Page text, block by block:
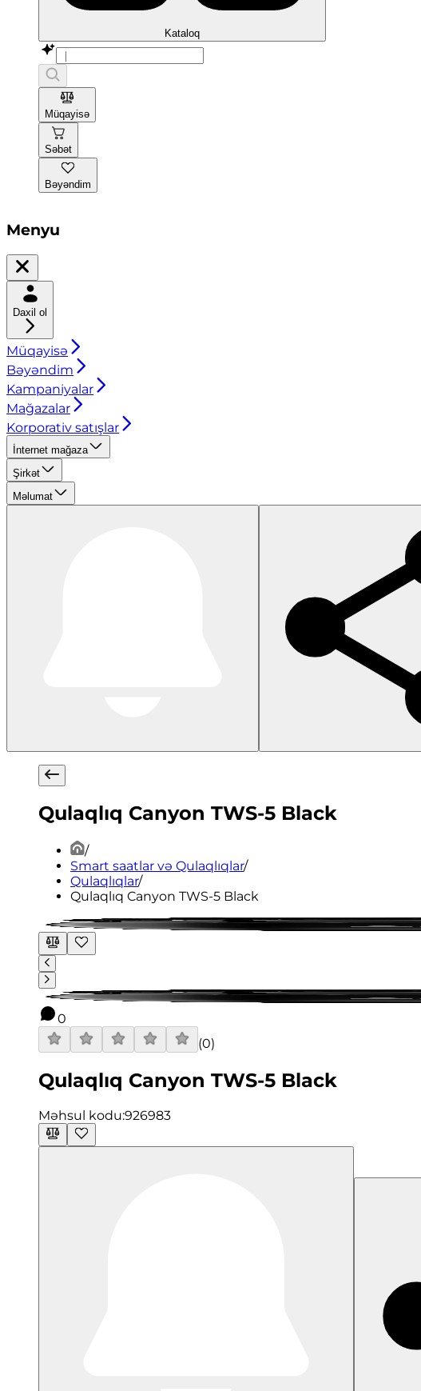
Kataloq
Müqayisə
Səbət
Bəyəndim
Menyu
Daxil ol
Müqayisə
Bəyəndim
Kampaniyalar
Mağazalar
Korporativ satışlar
İnternet mağaza
Şirkət
Məlumat
Qulaqlıq Canyon TWS-5 Black
/
Smart saatlar və Qulaqlıqlar/
Qulaqlıqlar/
Qulaqlıq Canyon TWS-5 Black
0
(0)
Qulaqlıq Canyon TWS-5 Black
Məhsul kodu:926983